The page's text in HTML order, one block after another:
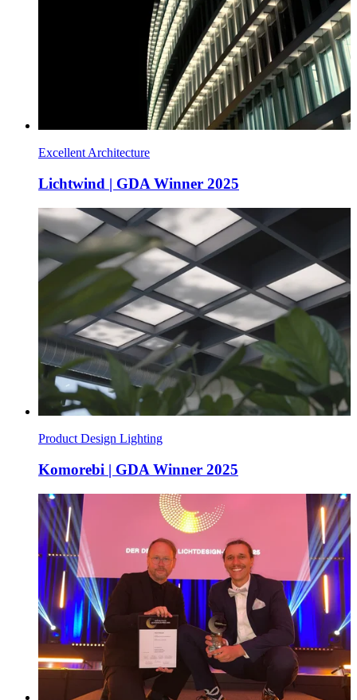
Excellent Architecture
Lichtwind | GDA Winner 2025
Product Design Lighting
Komorebi | GDA Winner 2025